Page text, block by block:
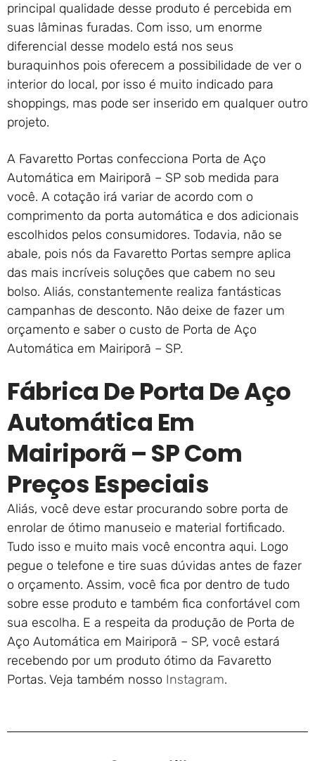
principal qualidade desse produto é percebida em
suas lâminas furadas. Com isso, um enorme
diferencial desse modelo está nos seus
buraquinhos pois oferecem a possibilidade de ver o
interior do local, por isso é muito indicado para
shoppings, mas pode ser inserido em qualquer outro
projeto.
A Favaretto Portas confecciona Porta de Aço
Automática em Mairiporã – SP sob medida para
você. A cotação irá variar de acordo com o
comprimento da porta automática e dos adicionais
escolhidos pelos consumidores. Todavia, não se
abale, pois nós da Favaretto Portas sempre aplica
das mais incríveis soluções que cabem no seu
bolso. Aliás, constantemente realiza fantásticas
campanhas de desconto. Não deixe de fazer um
orçamento e saber o custo de Porta de Aço
Automática em Mairiporã – SP.
Fábrica De Porta De Aço
Automática Em
Mairiporã – SP Com
Preços Especiais
Aliás, você deve estar procurando sobre porta de
enrolar de ótimo manuseio e material fortificado.
Tudo isso e muito mais você encontra aqui. Logo
pegue o telefone e tire suas dúvidas antes de fazer
o orçamento. Assim, você fica por dentro de tudo
sobre esse produto e também fica confortável com
sua escolha. E a respeita da produção de Porta de
Aço Automática em Mairiporã – SP, você estará
recebendo por um produto ótimo da Favaretto
Portas. Veja também nosso Instagram.